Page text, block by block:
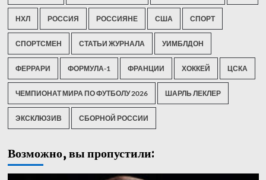
НХЛ РОССИЯ РОССИЯНЕ США СПОРТ
СПОРТСМЕН СТАТЬИ ЖУРНАЛА УИМБЛДОН
ФЕРРАРИ ФОРМУЛА-1 ФРАНЦИИ ХОККЕЙ ЦСКА
ЧЕМПИОНАТ МИРА ПО ФУТБОЛУ 2026 ШАРЛЬ ЛЕКЛЕР
ЭКСКЛЮЗИВ СБОРНОЙ РОССИИ
Возможно, вы пропустили: